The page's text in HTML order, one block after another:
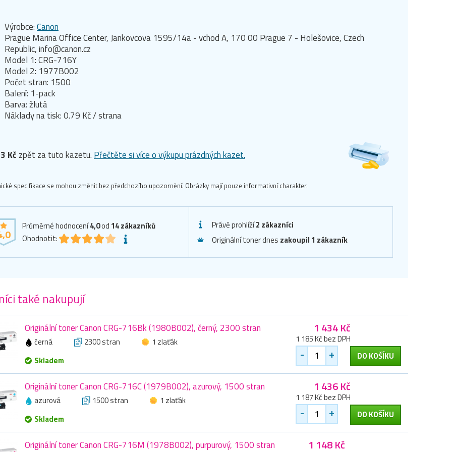
Výrobce:Canon
Prague Marina Office Center, Jankovcova 1595/14a - vchod A, 170 00 Prague 7 - Holešovice, Czech
Republic, info@canon.cz
Model 1: CRG-716Y
Model 2: 1977B002
Počet stran: 1500
Balení: 1-pack
Barva: žlutá
Náklady na tisk: 0.79 Kč / strana
Kč zpět za tuto kazetu. Přečtěte si více o výkupu prázdných kazet.
specifikace se mohou změnit bez předchozího upozornění. Obrázky mají pouze informativní charakter.
Průměrné hodnocení4,0od 14zákazníků
Ohodnotit:
Právě prohlíží2 zákazníci
Originální toner dnes zakoupil 1 zákazník
také nakupují
Originální toner Canon CRG-716Bk (1980B002), černý, 2300 stran
černá 2300 stran
1 zlaťák
Skladem
1 434 Kč
1 185 Kč bez DPH
- + DO KOŠÍKU
Originální toner Canon CRG-716C (1979B002), azurový, 1500 stran
azurová 1500 stran
1 zlaťák
Skladem
1 436 Kč
1 187 Kč bez DPH
- + DO KOŠÍKU
Originální toner Canon CRG-716M (1978B002), purpurový, 1500 stran 1 148 Kč